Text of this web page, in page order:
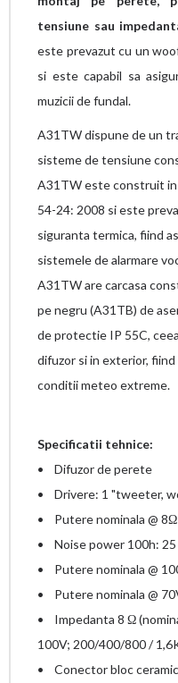
tensiune sau
este prevazut cu un
si este capabil sa
muzicii de fundal.
A31TW dispune de un
sisteme de tensiune
A31TW este construit
54-24: 2008 si este
siguranta termica, fiind
sistemele de alarmare
A31TW are carcasa
pe negru (A31TB) de
de protectie IP 55C,
difuzor si in exterior,
conditii meteo extreme.
Specificatii tehnice:
• Difuzor de perete
• Drivere: 1 "tweeter,
• Putere nominala @
• Noise power 100h:
• Putere nominala @
• Putere nominala @
• Impedanta 8 Ω
100V; 200/400/800 /
• Conector bloc ceramic